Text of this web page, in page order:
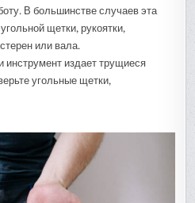
В большинстве случаев эта
щетки, рукоятки,
или вала.
инструмент издает трущиеся
угольные щетки,